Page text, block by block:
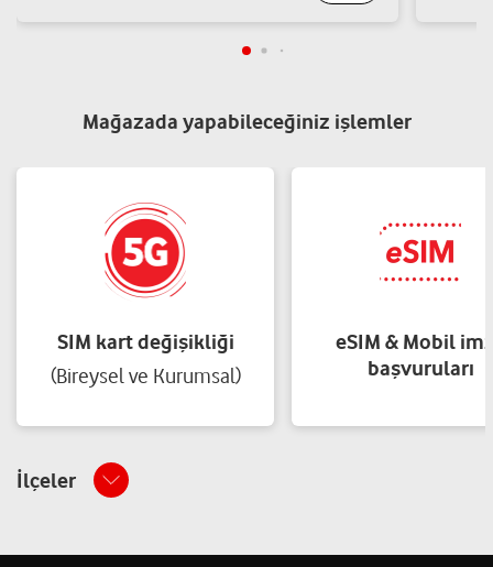
Mağazada yapabileceğiniz işlemler
SIM kart değişikliği
(Bireysel ve Kurumsal)
eSIM & Mobil
başvuruları
İlçeler